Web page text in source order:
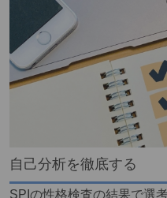
自己分析を徹底する
SPIの性格検査の結果で選